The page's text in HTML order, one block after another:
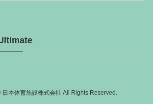
本体育施設株式会社 All Rights Reserved.